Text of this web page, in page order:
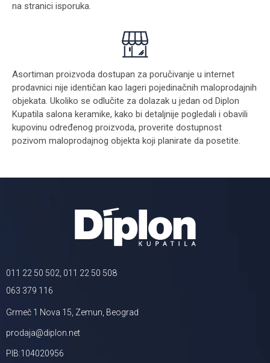
na stranici isporuka.
Asortiman proizvoda dostupan za poručivanje u internet
prodavnici nije identičan kao lageri pojedinačnih maloprodajnih
objekata. Ukoliko se odlučite za dolazak u jedan od Diplon
Kupatila salona keramike, kako bi detaljnije pogledali i obavili
kupovinu određenog proizvoda, proverite dostupnost
pozivom maloprodajnog objekta koji planirate da posetite.
011 22 50 502, 011 22 50 508
063 379 116
Grmeč 1 Nova 15, Zemun, Beograd
prodaja@diplon.net
PIB:104020956